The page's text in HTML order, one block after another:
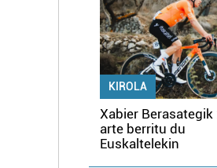
KIROLA
Xabier
arte berritu du
Euskaltelekin